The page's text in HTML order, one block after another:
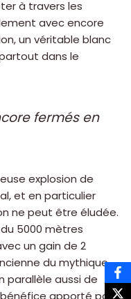
à travers les
avec encore
un véritable blanc
dans le
fermés en
explosion de
et en particulier
ne peut être éludée.
5000 mètres
un gain de 2
du mythique
parallèle aussi de
apporté par